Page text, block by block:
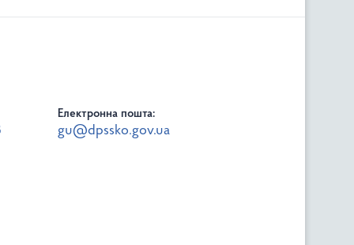
Електронна пошта:
gu@dpssko.gov.ua